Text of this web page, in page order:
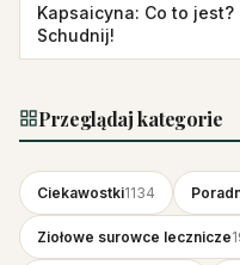
Kapsaicyna: Co to
Schudnij!
Przeglądaj kategorie
Ciekawostki1134
Ziołowe surowce lecznicze